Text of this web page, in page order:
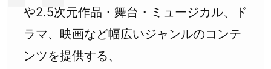
や2.5次元作品・舞台・ミュージカル、ド
ラマ、映画など幅広いジャンルのコンテ
ンツを提供する、